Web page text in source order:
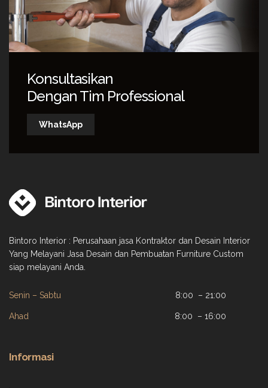
Konsultasikan
Dengan Tim Professional
WhatsApp
Bintoro Interior : Perusahaan jasa Kontraktor dan Desain Interior
Yang Melayani Jasa Desain dan Pembuatan Furniture Custom
siap melayani Anda.
Senin – Sabtu 8:00 – 21:00
Ahad 8:00 – 16:00
Informasi